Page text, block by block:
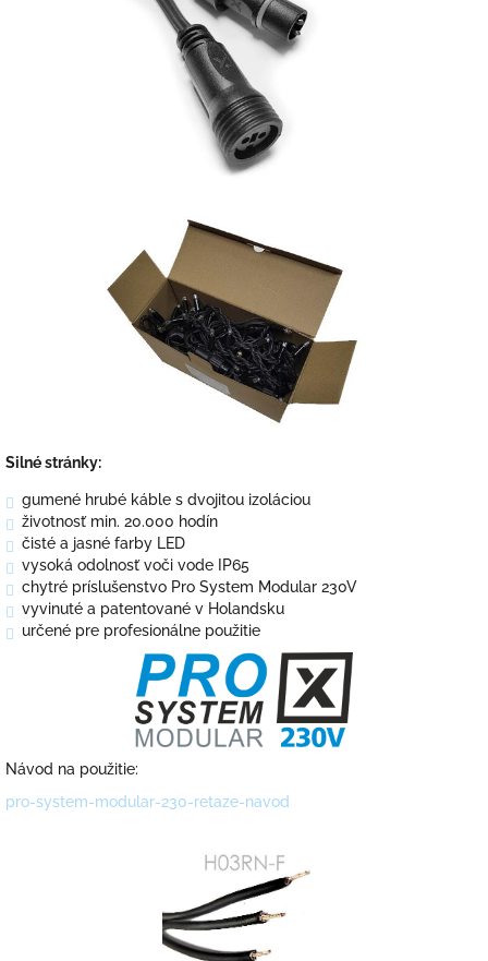
Silné stránky:
gumené hrubé káble s dvojitou izoláciou
životnosť min. 20.000 hodín
čisté a jasné farby LED
vysoká odolnosť voči vode IP65
chytré príslušenstvo Pro System Modular 230V
vyvinuté a patentované v Holandsku
určené pre profesionálne použitie
Návod na použitie:
pro-system-modular-230-retaze-navod